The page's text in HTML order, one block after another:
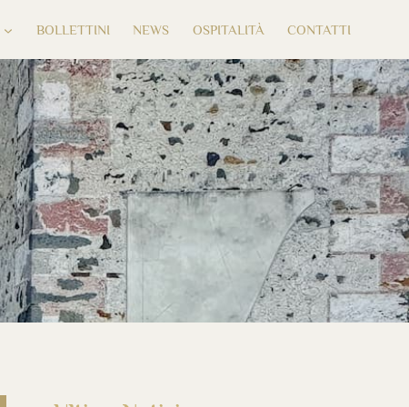
BOLLETTINI NEWS OSPITALITÀ CONTATTI